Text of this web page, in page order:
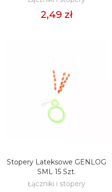
2,49 zł
DODAJ DO KOSZYKA
Stopery Lateksowe GENLOG
SML 15 Szt.
Łączniki i stopery